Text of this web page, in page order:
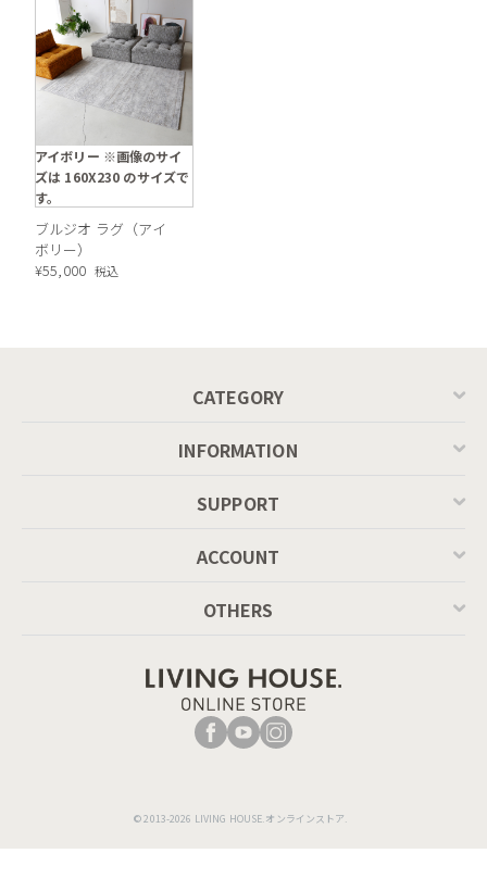
アイボリー ※画像のサイ
ズは 160X230 のサイズで
す。
ブルジオ ラグ（アイ
ボリー）
¥55,000 税込
CATEGORY
INFORMATION
SUPPORT
ACCOUNT
OTHERS
© 2013-2026 LIVING HOUSE.オンラインストア.